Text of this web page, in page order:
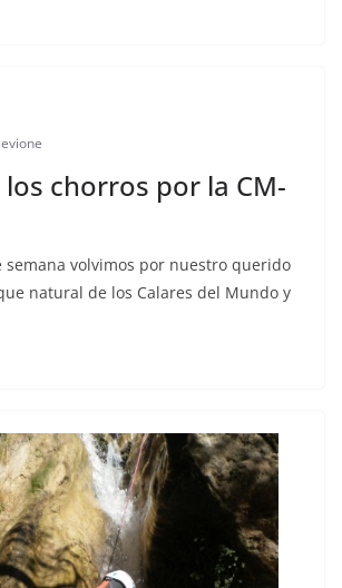
los chorros por la CM-
semana volvimos por nuestro querido
natural de los Calares del Mundo y